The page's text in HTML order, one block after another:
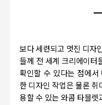
보다 세련되고 멋진 디자
들께 전 세계 크리에이터
확인할 수 있다는 점에
한 디자인 작업은 물론
용할 수 있는 와콤 타블